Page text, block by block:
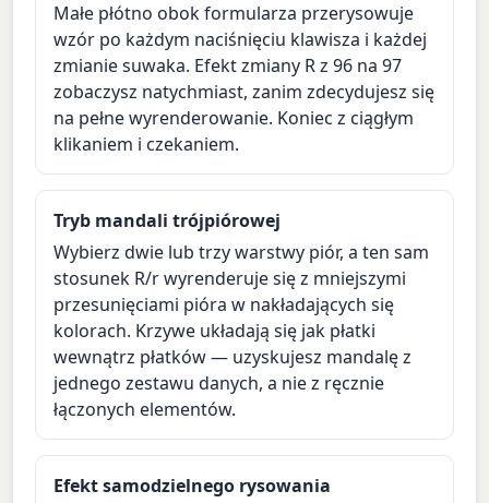
Małe płótno obok formularza przerysowuje
wzór po każdym naciśnięciu klawisza i każdej
zmianie suwaka. Efekt zmiany R z 96 na 97
zobaczysz natychmiast, zanim zdecydujesz się
na pełne wyrenderowanie. Koniec z ciągłym
klikaniem i czekaniem.
Tryb mandali trójpiórowej
Wybierz dwie lub trzy warstwy piór, a ten sam
stosunek R/r wyrenderuje się z mniejszymi
przesunięciami pióra w nakładających się
kolorach. Krzywe układają się jak płatki
wewnątrz płatków — uzyskujesz mandalę z
jednego zestawu danych, a nie z ręcznie
łączonych elementów.
Efekt samodzielnego rysowania